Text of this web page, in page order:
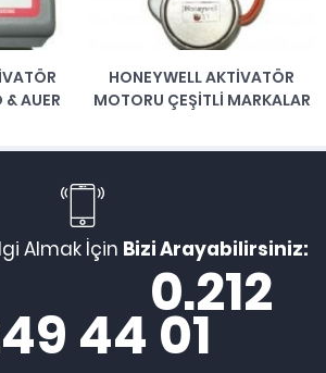
AUER
HONEYWELL AKTIVATÖR
MOTORU ÇEŞITLI MARKALAR
Almak İçin Bizi Arayabilirsiniz:
0.212
44 01